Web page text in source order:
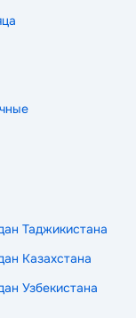
Таджикистана
Казахстана
Узбекистана